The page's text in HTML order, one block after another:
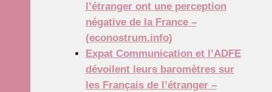
l’étranger ont une perception
négative de la France –
(econostrum.info)
Expat Communication et l’ADFE
dévoilent leurs baromètres sur
les Français de l’étranger –